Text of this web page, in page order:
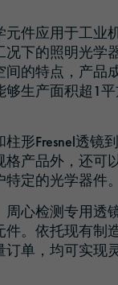
元件应用于工业
况下的照明光学
间的特点，产品
够生产面积超1
形Fresnel透镜
格产品外，还可
定的光学器件。
周心检测专用透
件。依托现有制
订单，均可实现